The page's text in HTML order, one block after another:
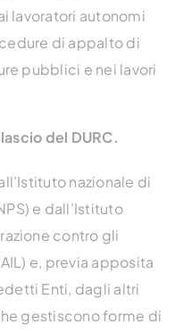
lavoratori autonomi
di appalto di
pubblici e nei lavori
del DURC.
nazionale di
e dall’Istituto
contro gli
e, previa apposita
Enti, dagli altri
gestiscono forme di